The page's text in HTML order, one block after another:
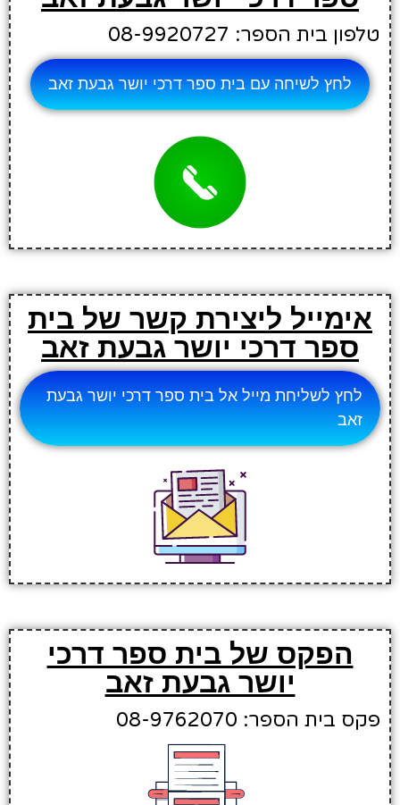
טלפון בית הספר: 08-9920727
לחץ לשיחה עם בית ספר דרכי יושר גבעת זאב
אימייל ליצירת קשר של בית
ספר דרכי יושר גבעת זאב
לחץ לשליחת מייל אל בית ספר דרכי יושר גבעת
זאב
הפקס של בית ספר דרכי
יושר גבעת זאב
פקס בית הספר: 08-9762070